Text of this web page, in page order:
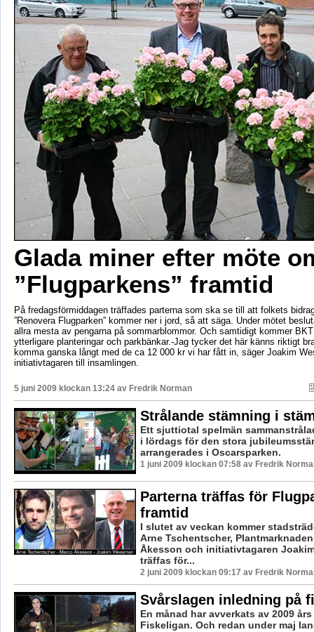
Glada miner efter möte
”Flugparkens” framtid
På fredagsförmiddagen träffades parterna som ska se till att folkets
”Renovera Flugparken” kommer ner i jord, så att säga. Under mötet
allra mesta av pengarna på sommarblommor. Och samtidigt kommer
ytterligare planteringar och parkbänkar.-Jag tycker det här känns riktigt
komma ganska långt med de ca 12 000 kr vi har fått in, säger Joakim
initiativtagaren till insamlingen.
5 juni 2009 klockan 13:24 av Fredrik Norman
Strålande stämning i
Ett sjuttiotal spelmän
i lördags för den stora
arrangerades i Oscarsparken.
1 juni 2009 klockan 07:58 av Fredrik
Parterna träffas för
framtid
I slutet av veckan kommer
Arne Tschentscher,
Åkesson och initiativtagaren
träffas för...
2 juni 2009 klockan 09:17 av Fredrik
Svårslagen inledning på
En månad har avverkats av 2009
Fiskeligan. Och redan under maj